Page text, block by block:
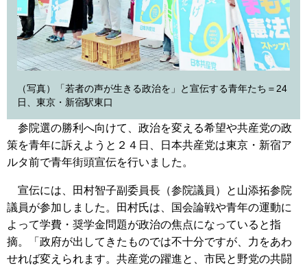
（写真）「若者の声が生きる政治を」と宣伝する青年たち＝24
日、東京・新宿駅東口
参院選の勝利へ向けて、政治を変える希望や共産党の政
策を青年に訴えようと２４日、日本共産党は東京・新宿ア
ルタ前で青年街頭宣伝を行いました。
宣伝には、田村智子副委員長（参院議員）と山添拓参院
議員が参加しました。田村氏は、国会論戦や青年の運動に
よって学費・奨学金問題が政治の焦点になっていると指
摘。「政府が出してきたものでは不十分ですが、力をあわ
せれば変えられます。共産党の躍進と、市民と野党の共闘